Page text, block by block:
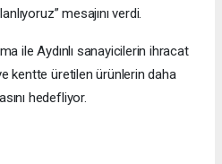
mesajını verdi.
ile Aydınlı sanayicilerin ihracat
kentte üretilen ürünlerin daha
hedefliyor.